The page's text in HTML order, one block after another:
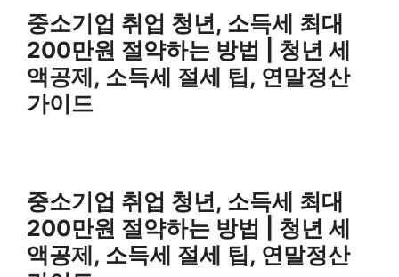
중소기업 취업 청년, 소득세 최대
200만원 절약하는 방법 | 청년 세
액공제, 소득세 절세 팁, 연말정산
가이드
중소기업 취업 청년, 소득세 최대
200만원 절약하는 방법 | 청년 세
액공제, 소득세 절세 팁, 연말정산